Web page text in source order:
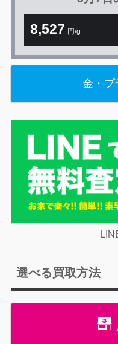
8,527 円/g
金・プ
選べる買取方法